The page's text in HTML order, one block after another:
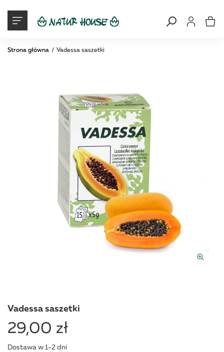
Moje konto
Strona główna Vadessa saszetki
Vadessa saszetki
29,00 zł
Dostawa w 1-2 dni